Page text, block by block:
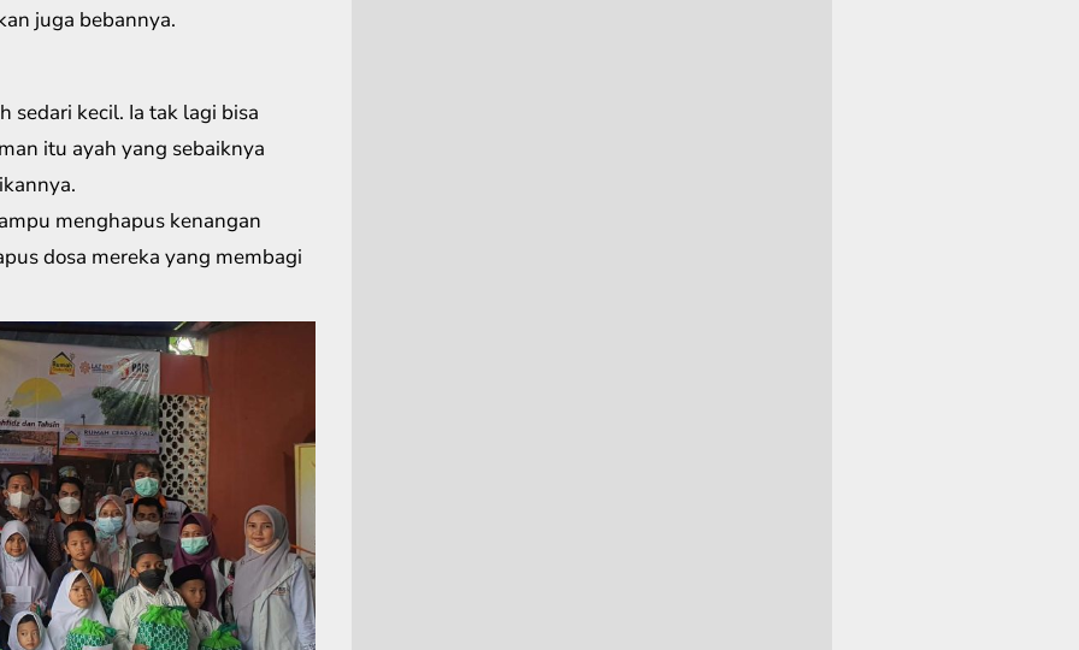
juga bebannya.
kecil. Ia tak lagi bisa
itu ayah yang sebaiknya
menghapus kenangan
dosa mereka yang membagi